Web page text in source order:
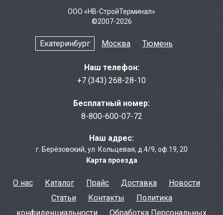
ООО «НВ-СтройТерминал»
©2007-2026
Екатеринбург Москва Тюмень
Наш телефон:
+7 (343) 268-28-10
Бесплатный номер:
8-800-600-07-72
Наш адрес:
г. Берёзовcкий,ул. Кольцевая, д.4/9,оф.19, 20
Карта проезда
О нас Каталог Прайс Доставка
Новости
Статьи
Контакты
Политика
конфиденциальности
Обработка Персональных